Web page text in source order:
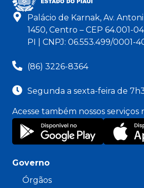
Palácio de Karnak, Av.
1450, Centro – CEP 64.001-
PI | CNPJ: 06.553.499/0001-
(86) 3226-8364
Segunda a sexta-feira de
Acesse também nossos serviços
Governo
Órgãos